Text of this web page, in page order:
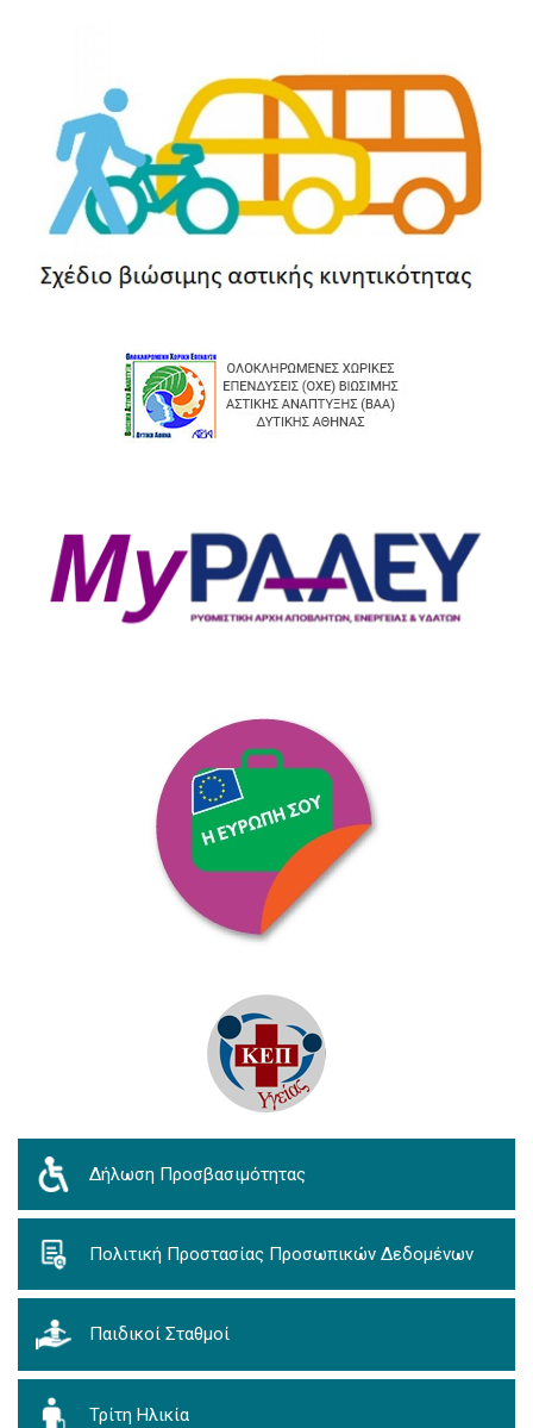
Δήλωση Προσβασιμότητας
Πολιτική Προστασίας Προσωπικών Δεδομένων
Παιδικοί Σταθμοί
Τρίτη Ηλικία